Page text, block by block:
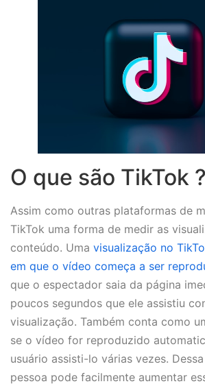
O que são TikTok ?
Assim como outras plataformas de
TikTok uma forma de medir as
conteúdo. Uma visualização no
em que o vídeo começa a ser
que o espectador saia da página
poucos segundos que ele assistiu
visualização. Também conta como
se o vídeo for reproduzido
usuário assisti-lo várias vezes.
pessoa pode facilmente aumentar